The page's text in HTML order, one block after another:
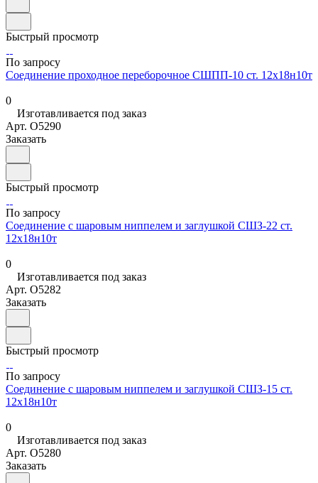
Быстрый просмотр
По запросу
Соединение проходное переборочное СШПП-10 ст. 12х18н10т
0
Изготавливается под заказ
Арт. O5290
Заказать
Быстрый просмотр
По запросу
Соединение с шаровым ниппелем и заглушкой СШЗ-22 ст.
12х18н10т
0
Изготавливается под заказ
Арт. O5282
Заказать
Быстрый просмотр
По запросу
Соединение с шаровым ниппелем и заглушкой СШЗ-15 ст.
12х18н10т
0
Изготавливается под заказ
Арт. O5280
Заказать